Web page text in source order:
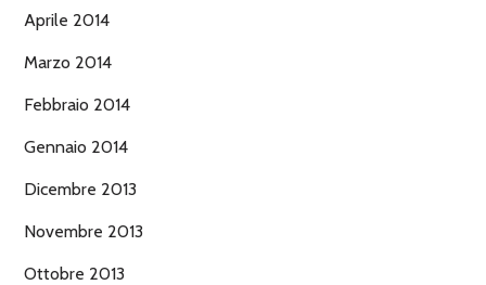
Aprile 2014
Marzo 2014
Febbraio 2014
Gennaio 2014
Dicembre 2013
Novembre 2013
Ottobre 2013